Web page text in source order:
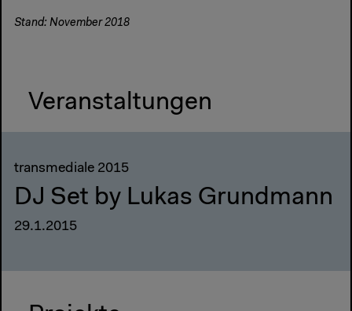
Stand: November 2018
Veranstaltungen
transmediale 2015
DJ Set by Lukas Grundmann
29.1.2015